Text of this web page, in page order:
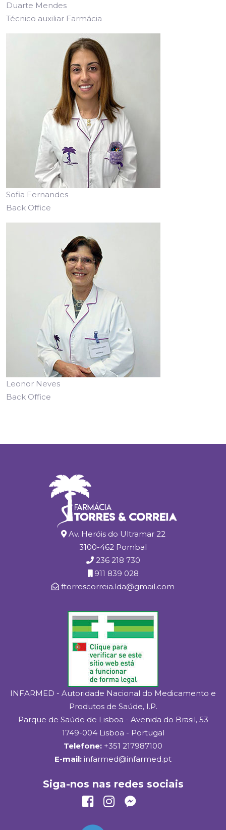
Duarte Mendes
Técnico auxiliar Farmácia
Sofia Fernandes
Back Office
Leonor Neves
Back Office
Av. Heróis do Ultramar 22
3100-462 Pombal
236 218 730
911 839 028
ftorrescorreia.lda@gmail.com
INFARMED - Autoridade Nacional do Medicamento e
Produtos de Saúde, I.P.
Parque de Saúde de Lisboa - Avenida do Brasil, 53
1749-004 Lisboa - Portugal
Telefone: +351 217987100
E-mail: infarmed@infarmed.pt
Siga-nos nas redes sociais